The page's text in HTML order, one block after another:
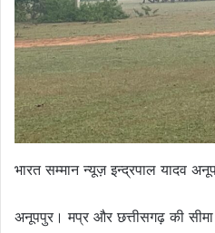
भारत सम्मान न्यूज़ इन्द्रपाल यादव
अनूपपुर। मप्र और छत्तीसगढ़ की